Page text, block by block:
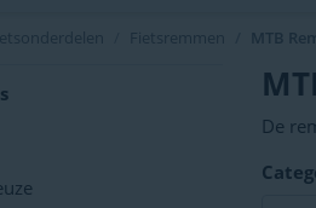
Fietsremmen MTB
De